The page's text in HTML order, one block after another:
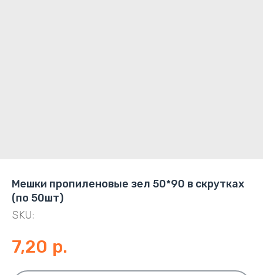
Мешки пропиленовые зел 50*90 в скрутках
(по 50шт)
SKU:
7,20 р.